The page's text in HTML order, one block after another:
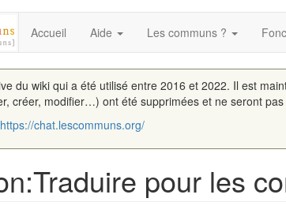
Accueil Aide Les communs ?
du wiki qui a été utilisé entre 2016 et 2022. Il est
créer, modifier…) ont été supprimées et ne seront
https://chat.lescommuns.org/
pour les